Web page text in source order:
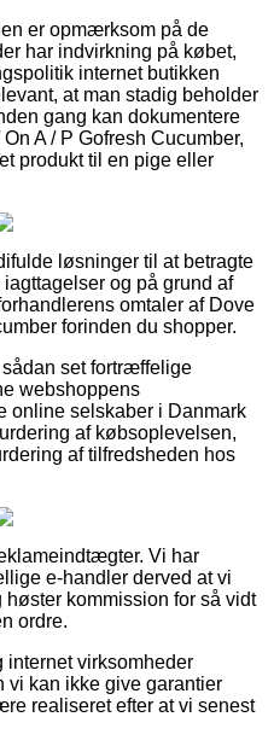
er opmærksom på de
har indvirkning på købet,
internet butikken
at man stadig beholder
gang kan dokumentere
A / P Gofresh Cucumber,
produkt til en pige eller
løsninger til at betragte
og på grund af
omtaler af Dove
forinden du shopper.
set fortræffelige
webshoppens
online selskaber i Danmark
af købsoplevelsen,
af tilfredsheden hos
Vi har
e-handler derved at vi
kommission for så vidt
ordre.
internet virksomheder
kan ikke give garantier
realiseret efter at vi senest